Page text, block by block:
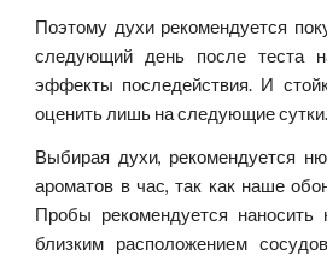
Поэтому духи рекомендуется
следующий день после теста
эффекты последействия. И
оценить лишь на следующие сутки.
Выбирая духи, рекомендуется
ароматов в час, так как наше
Пробы рекомендуется
близким расположением